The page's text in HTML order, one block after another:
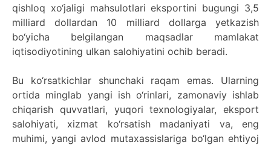
qishloq xo‘jaligi mahsulotlari eksportini bugungi 3,5
milliard dollardan 10 milliard dollarga yetkazish
bo‘yicha belgilangan maqsadlar mamlakat
iqtisodiyotining ulkan salohiyatini ochib beradi.
Bu ko‘rsatkichlar shunchaki raqam emas. Ularning
ortida minglab yangi ish o‘rinlari, zamonaviy ishlab
chiqarish quvvatlari, yuqori texnologiyalar, eksport
salohiyati, xizmat ko‘rsatish madaniyati va, eng
muhimi, yangi avlod mutaxassislariga bo‘lgan ehtiyoj